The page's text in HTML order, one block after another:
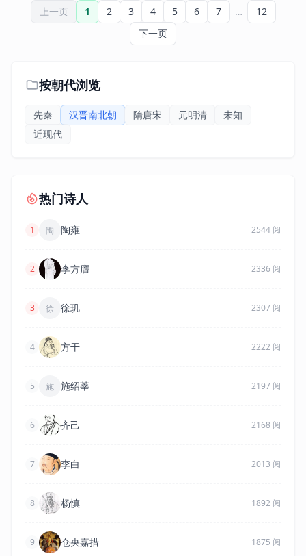
真北宗第二祖。亦为道教传说中的八仙之一。他受铁拐李点
化，上山学道。下山后又飞剑斩虎，点金济众。最后与兄简
同日上天。度吕纯阳而去。元世祖尊其为正阳开悟传道真
正阳观、飞仙崖等遗迹。
上一页 1 2 3 4 5 6 7 …
12
下一页
按朝代浏览
先秦 汉晋南北朝 隋唐宋 元明清
未知
近现代
热门诗人
1 陶 陶雍 2544 阅
2 李方膺 2336 阅
3 徐 徐玑 2307 阅
4 方干 2222 阅
5 施 施绍莘 2197 阅
6 齐己 2168 阅
7 李白 2013 阅
8 杨慎 1892 阅
9 仓央嘉措 1875 阅